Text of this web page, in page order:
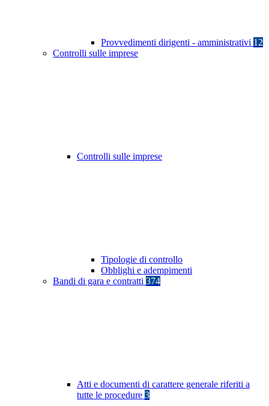
Provvedimenti dirigenti - amministrativi 12
Controlli sulle imprese
Controlli sulle imprese
Tipologie di controllo
Obblighi e adempimenti
Bandi di gara e contratti 374
Atti e documenti di carattere generale riferiti a
tutte le procedure 3